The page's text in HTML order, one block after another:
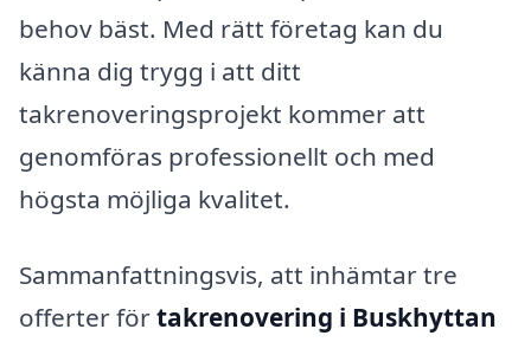
behov bäst. Med rätt företag kan du
känna dig trygg i att ditt
takrenoveringsprojekt kommer att
genomföras professionellt och med
högsta möjliga kvalitet.
Sammanfattningsvis, att inhämtar tre
offerter förtakrenovering i Buskhyttan